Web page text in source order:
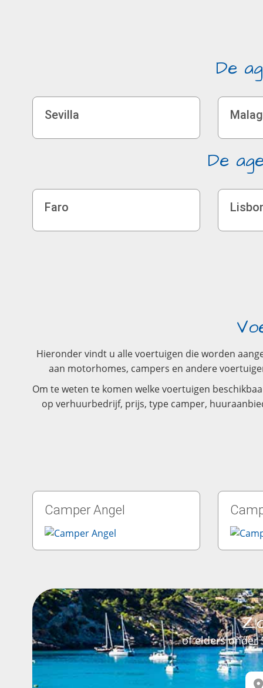
De
Sevilla
De
Faro
Hieronder vindt u alle voertuigen die worden
aan motorhomes, campers en andere
Om te weten te komen welke voertuigen
op verhuurbedrijf, prijs, type camper,
Camper Angel
of elders onder